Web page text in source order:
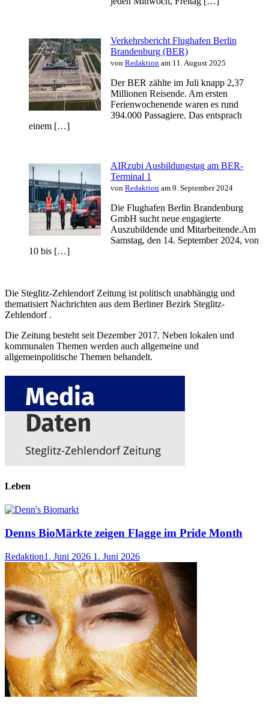
Verkehrsbericht Flughafen Berlin
Brandenburg (BER)
von Redaktion am 11. August 2025
Der BER zählte im Juli knapp 2,37
Millionen Reisende. Am ersten
Ferienwochenende waren es rund
394.000 Passagiere. Das entsprach
einem […]
AIRzubi Ausbildungstag am BER-
Terminal 1
von Redaktion am 9. September 2024
Die Flughafen Berlin Brandenburg
GmbH sucht neue engagierte
Auszubildende und Mitarbeitende.Am
Samstag, den 14. September 2024, von
10 bis […]
Die Steglitz-Zehlendorf Zeitung ist politisch unabhängig und
thematisiert Nachrichten aus dem Berliner Bezirk Steglitz-
Zehlendorf .
Die Zeitung besteht seit Dezember 2017. Neben lokalen und
kommunalen Themen werden auch allgemeine und
allgemeinpolitische Themen behandelt.
Leben
Denns BioMärkte zeigen Flagge im Pride Month
Redaktion1. Juni 2026 1. Juni 2026